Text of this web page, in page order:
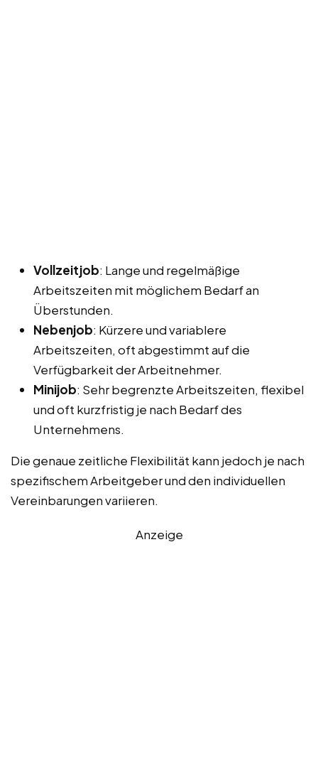
Vollzeitjob: Lange und regelmäßige
Arbeitszeiten mit möglichem Bedarf an
Überstunden.
Nebenjob: Kürzere und variablere
Arbeitszeiten, oft abgestimmt auf die
Verfügbarkeit der Arbeitnehmer.
Minijob: Sehr begrenzte Arbeitszeiten, flexibel
und oft kurzfristig je nach Bedarf des
Unternehmens.
Die genaue zeitliche Flexibilität kann jedoch je nach
spezifischem Arbeitgeber und den individuellen
Vereinbarungen variieren.
Anzeige